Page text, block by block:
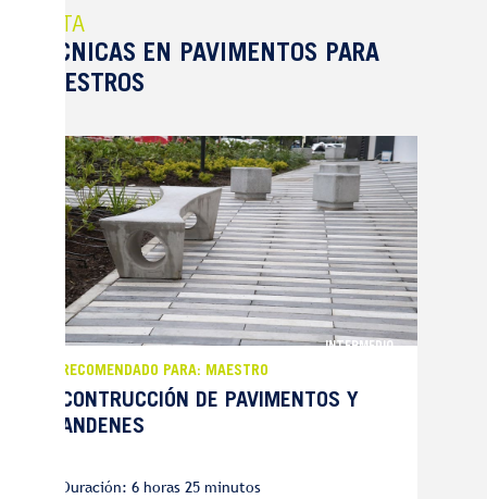
RUTA
TECNICAS EN PAVIMENTOS PARA
MAESTROS
INTERMEDIO
RECOMENDADO PARA: MAESTRO
CONTRUCCIÓN DE PAVIMENTOS Y
ANDENES
Duración: 6 horas 25 minutos